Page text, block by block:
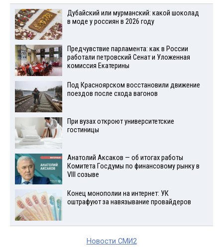
Дубайский или мурманский: какой шоколад
в моде у россиян в 2026 году
Предчувствие парламента: как в России
работали петровский Сенат и Уложенная
комиссия Екатерины
Под Красноярском восстановили движение
поездов после схода вагонов
При вузах откроют университетские
гостиницы
Анатолий Аксаков — об итогах работы
Комитета Госдумы по финансовому рынку в
VIII созыве
Конец монополии на интернет: УК
оштрафуют за навязывание провайдеров
Новости СМИ2